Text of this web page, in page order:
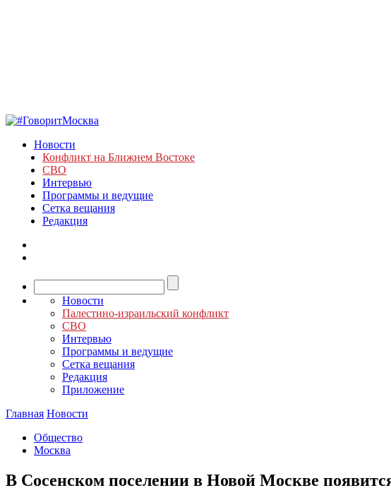
Новости
Конфликт на Ближнем Востоке
СВО
Интервью
Программы и ведущие
Сетка вещания
Редакция
Новости
Палестино-израильский конфликт
СВО
Интервью
Программы и ведущие
Сетка вещания
Редакция
Приложение
Главная Новости
Общество
Москва
В Сосенском поселении в Новой Москве